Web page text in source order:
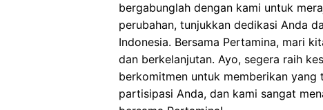
bergabunglah dengan kami untuk
perubahan, tunjukkan dedikasi Anda
Indonesia. Bersama Pertamina, mari
dan berkelanjutan. Ayo, segera raih
berkomitmen untuk memberikan
partisipasi Anda, dan kami sangat